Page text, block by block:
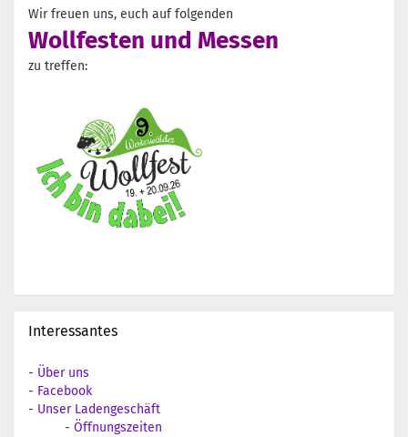
Wir freuen uns, euch auf folgenden
Wollfesten und Messen
zu treffen:
Interessantes
- Über uns
- Facebook
- Unser Ladengeschäft
- Öffnungszeiten